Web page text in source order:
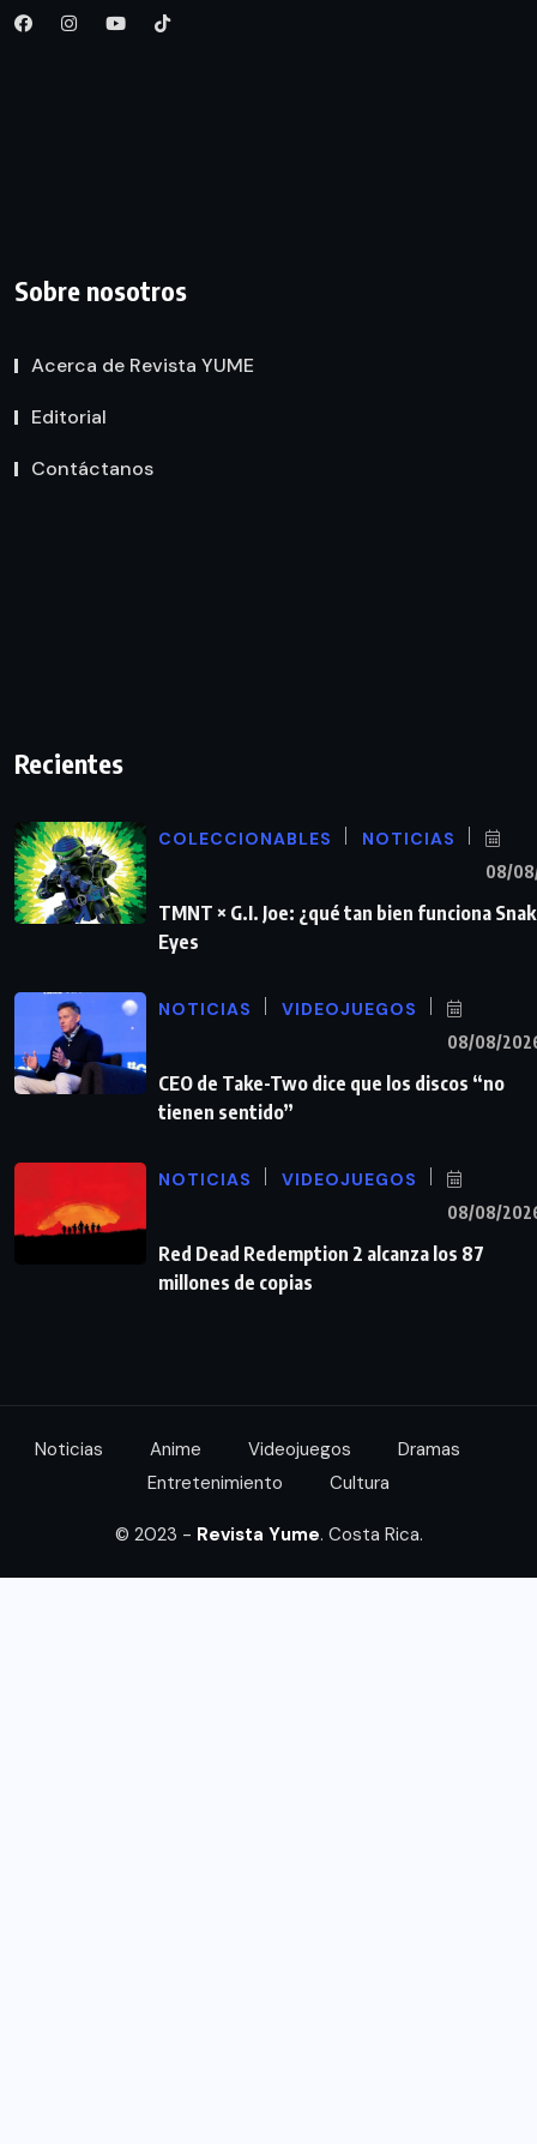
Sobre nosotros
Acerca de Revista YUME
Editorial
Contáctanos
Recientes
COLECCIONABLES NOTICIAS
08/
TMNT × G.I. Joe: ¿qué tan bien funciona
Eyes
NOTICIAS VIDEOJUEGOS
08/08/
CEO de Take-Two dice que los discos “no
tienen sentido”
NOTICIAS VIDEOJUEGOS
08/08/
Red Dead Redemption 2 alcanza los 87
millones de copias
Noticias Anime Videojuegos
Dramas
Entretenimiento
Cultura
© 2023 - Revista Yume. Costa Rica.